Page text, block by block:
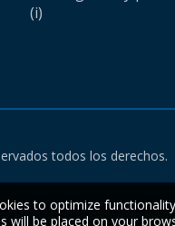
(i)
todos los derechos.
to optimize
will be placed on your